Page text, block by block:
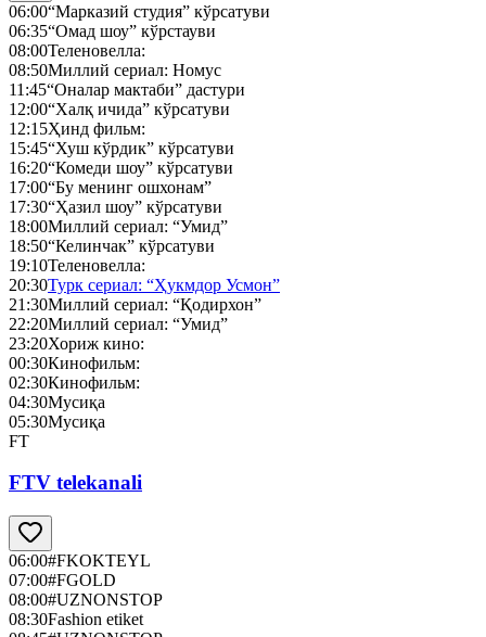
06:00“Марказий студия” кўрсатуви
06:35“Омад шоу” кўрстауви
08:00Теленовелла:
08:50Миллий сериал: Номус
11:45“Оналар мактаби” дастури
12:00“Халқ ичида” кўрсатуви
12:15Ҳинд фильм:
15:45“Хуш кўрдик” кўрсатуви
16:20“Комеди шоу” кўрсатуви
17:00“Бу менинг ошхонам”
17:30“Ҳазил шоу” кўрсатуви
18:00Миллий сериал: “Умид”
18:50“Келинчак” кўрсатуви
19:10Теленовелла:
20:30Турк сериал: “Ҳукмдор Усмон”
21:30Миллий сериал: “Қодирхон”
22:20Миллий сериал: “Умид”
23:20Хориж кино:
00:30Кинофильм:
02:30Кинофильм:
04:30Мусиқа
05:30Мусиқа
FT
FTV telekanali
06:00#FKOKTEYL
07:00#FGOLD
08:00#UZNONSTOP
08:30Fashion etiket